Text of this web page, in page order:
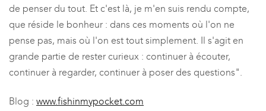
de penser du tout. Et c'est là, je m'en suis rendu compte,
que réside le bonheur : dans ces moments où l'on ne
pense pas, mais où l'on est tout simplement. Il s'agit en
grande partie de rester curieux : continuer à écouter,
continuer à regarder, continuer à poser des questions".
Blog : www.fishinmypocket.com